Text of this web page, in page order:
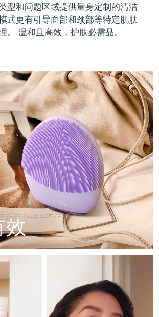
型和问题区域提供量身定制的清洁
式更有引导面部和颈部等特定肌肤
。 温和且高效，护肤必需品。
效
4 Plus
4 Men
men, anti-aging massage
4 mini
young skin, T-zone
4 go
travel or gym bag
护肤
cleansers & balm
设备
cleansing devices
2 go
2 eyes & lips
line smoothing device
提拉护理
anti-aging skincare
设备
facelift devices
3 套装
3 LED
infrared and red light therapy
3 mini
light therapy device for young skin
3 go
red light therapy
& hydration
设备
facial hydration devices
口腔护理
4
4 plus
hybrid silicone sonic toothbrush
4 smile
silicone sonic toothbrush
4 baby
ages 0-3
Teeth Whitening Set
设备
sonic toothbrushes
101
anti-aging
102
clinical anti-aging
103
clinical anti-aging set
P1 Primer
honey primer
LED治疗
NEW
201
mask
202
mask
211
aging neck & décolleté LED mask
221
aging LED hand mask
301
hair strengthening scalp massager
Scalp Serum
recovery probiotic serum
护肤品
skincare
肌肤年轻化
NEW
501
Spectrum Red Light Therapy
502
Spectrum Red Light Therapy
Red Light Serum
哥维那 预计送达日期8/13/26
预计送达日期
预计送达日期8/14/26
预计送达日期8/14/26
预计送达日期 8/10/26
预计送达日期8/14/26
预计送达日期8/10/26
预计送达日期8/11/26
预计送达日期
预计送达日期8/10/26
预计送达日期8/10/26